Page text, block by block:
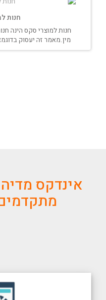
חנות
חנות למוצרי סקס הינה
מין.מאמר זה יעסוק
אינדקס